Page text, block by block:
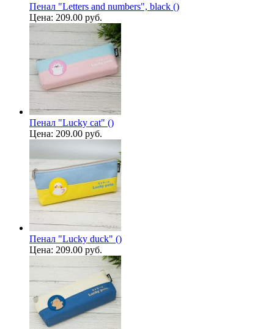
Пенал "Letters and numbers", black ()
Цена: 209.00 руб.
Пенал "Lucky cat" ()
Цена: 209.00 руб.
Пенал "Lucky duck" ()
Цена: 209.00 руб.